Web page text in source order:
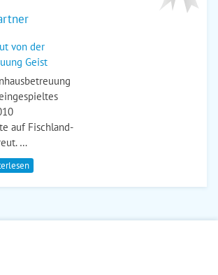
von der
Geist
auf Fischland-
…